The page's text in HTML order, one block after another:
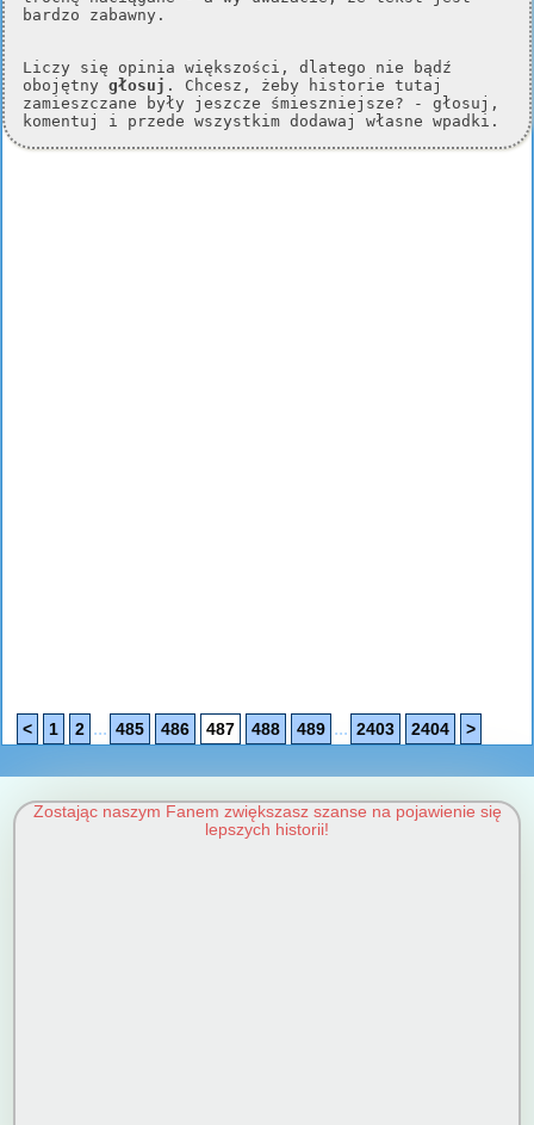
bardzo zabawny.
Liczy się opinia większości, dlatego nie bądź
obojętny głosuj . Chcesz, żeby historie tutaj
zamieszczane były jeszcze śmieszniejsze? - głosuj,
komentuj i przede wszystkim dodawaj własne wpadki.
< 1 2 ... 485 486 487 488 489 ... 2403 2404 >
Zostając naszym Fanem zwiększasz szanse na pojawienie się
lepszych historii!